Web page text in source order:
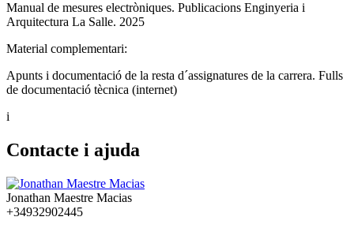
Manual de mesures electròniques. Publicacions Enginyeria i
Arquitectura La Salle. 2025
Material complementari:
Apunts i documentació de la resta d´assignatures de la carrera. Fulls
de documentació tècnica (internet)
i
Contacte i ajuda
Jonathan Maestre Macias
+34932902445